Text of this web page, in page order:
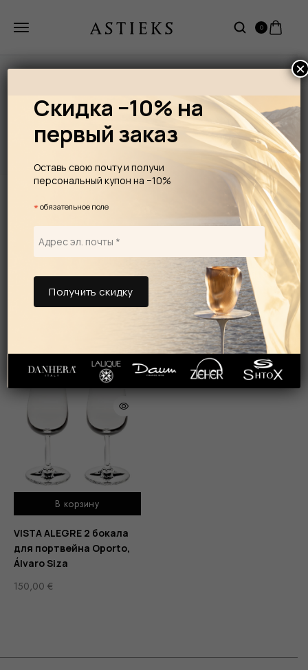
0
СТЕКЛЯННАЯ/ХРУСТАЛЬНАЯ ПОСУДА
Бокалы для
Бокалы для портвейна
Бесплатная доставка по Эстонии при заказе от
100 €
Условия акции смотрите на странице с
описанием.
СТЕКЛЯННАЯ/ХРУСТАЛЬНАЯ ПОСУДА
В корзину
VISTA ALEGRE 2 бокала
для портвейна Oporto,
Álvaro Siza
150,00 €
Скидка −10% на
первый заказ
Оставь свою почту и получи
персональный купон на −10%
* обязательное поле
×